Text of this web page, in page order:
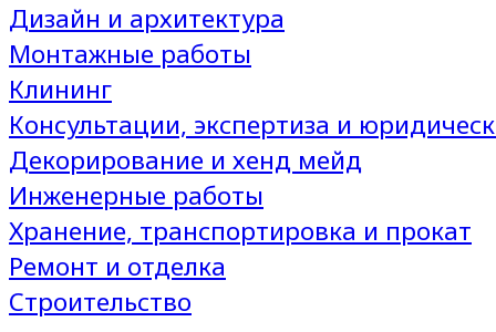
Дизайн и архитектура
Монтажные работы
Клининг
Консультации, экспертиза и
Декорирование и хенд мейд
Инженерные работы
Хранение, транспортировка и прокат
Ремонт и отделка
Строительство